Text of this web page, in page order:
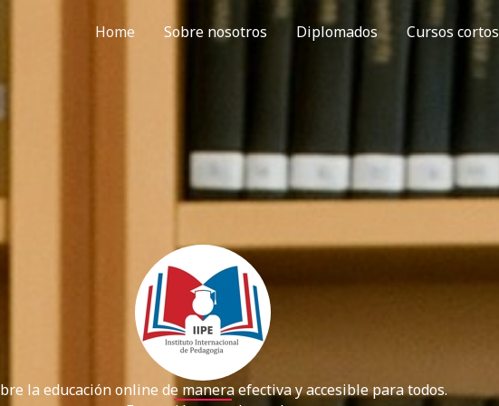
Home Sobre nosotros Diplomados Cursos cortos
la educación online de manera efectiva y accesible para todos.